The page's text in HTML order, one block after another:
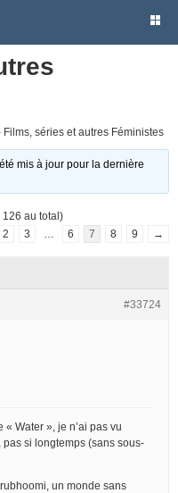
Films, séries et autres Féministes
mis à jour pour la dernière
au total)
2 3 6 7 8 9 →
#33724
Water », je n’ai pas vu
pas si longtemps (sans sous-
un monde sans